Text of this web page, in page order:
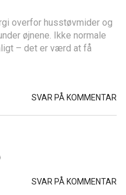
overfor husstøvmider og
øjnene. Ikke normale
– det er værd at få
SVAR PÅ KOMMENTAR
SVAR PÅ KOMMENTAR